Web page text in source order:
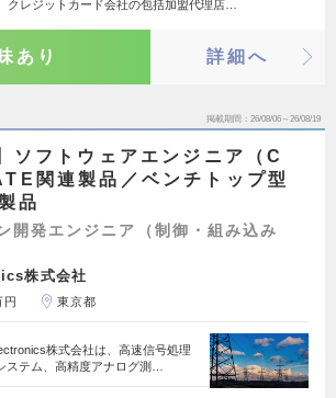
クレジットカード会社の包括加盟代理店…
あり 詳細へ
掲載期間 26/08/06～26/08/19
ソフトウェアエンジニア（C
関連製品／ベンチトップ型
品
開発エンジニア（制御・組み込み
株式会社
円 東京都
株式会社は、高速信号処理
ステム、高精度アナログ測…